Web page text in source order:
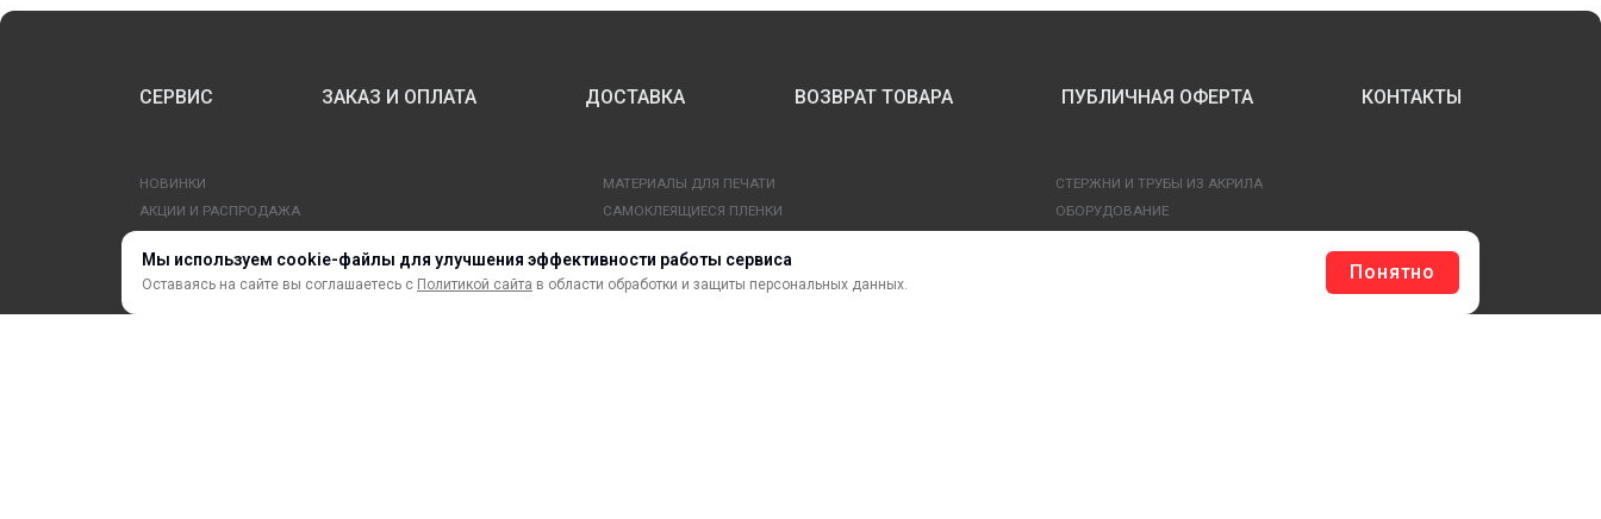
Мы используем cookie-файлы для улучшения эффективности работы сервиса
Оставаясь на сайте вы соглашаетесь с Политикой сайта в области обработки и защиты персональных данных.
Понятно
СЕРВИС ЗАКАЗ И ОПЛАТА ДОСТАВКА ВОЗВРАТ ТОВАРА ПУБЛИЧНАЯ ОФЕРТА КОНТАКТЫ
НОВИНКИ
АКЦИИ И РАСПРОДАЖА
МАТЕРИАЛЫ ДЛЯ ПЕЧАТИ
САМОКЛЕЯЩИЕСЯ ПЛЕНКИ
СТЕРЖНИ И ТРУБЫ ИЗ АКРИЛА
ОБОРУДОВАНИЕ
ПРОФИЛИ И ПРОФИЛЬНЫЕ СИСТЕМЫ
КРАСКИ, ЧЕРНИЛА, КАРТРИДЖИ
УСЛУГИ И СЕРВИС
ИНСТРУМЕНТ